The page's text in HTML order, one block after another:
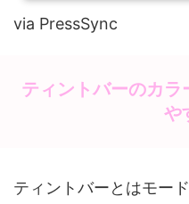
via PressSync
ティントバーのカ
や
ティントバーとはモー